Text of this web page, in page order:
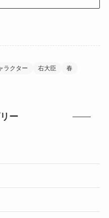
ラクター 右大臣 春
ー